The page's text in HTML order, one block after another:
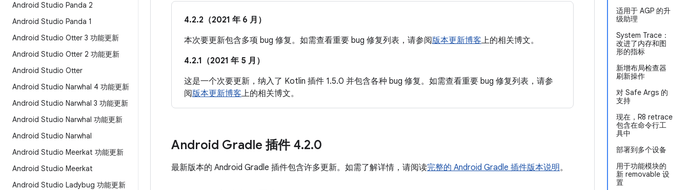
Android Studio Panda 2
Android Studio Panda 1
Android Studio Otter 3 功能更新
Android Studio Otter 2 功能更新
Android Studio Otter
Android Studio Narwhal 4 功能更新
Android Studio Narwhal 3 功能更新
Android Studio Narwhal 功能更新
Android Studio Narwhal
Android Studio Meerkat 功能更新
Android Studio Meerkat
Android Studio Ladybug 功能更新
适用于 AGP 的升
级助理
System Trace：
改进了内存和图
形的指标
新增布局检查器
刷新操作
对 Safe Args 的
支持
现在，R8 retrace
包含在命令行工
具中
部署到多个设备
用于功能模块的
新 removable 设
置
4.2.2（2021 年 6 月）
本次要更新包含多项 bug 修复。如需查看重要 bug 修复列表，请参阅版本更新博客上的相关博文。
4.2.1（2021 年 5 月）
这是一个次要更新，纳入了 Kotlin 插件 1.5.0 并包含各种 bug 修复。如需查看重要 bug 修复列表，请参
阅版本更新博客上的相关博文。
Android Gradle 插件 4.2.0
最新版本的 Android Gradle 插件包含许多更新。如需了解详情，请阅读完整的 Android Gradle 插件版本说明。